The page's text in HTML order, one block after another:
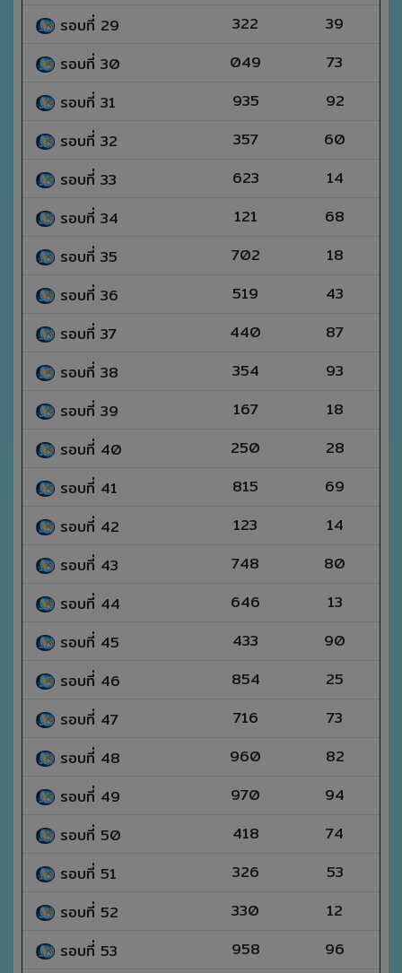
รอบที่ 29
322
39
รอบที่ 30
049
73
รอบที่ 31
935
92
รอบที่ 32
357
60
รอบที่ 33
623
14
รอบที่ 34
121
68
รอบที่ 35
702
18
รอบที่ 36
519
43
รอบที่ 37
440
87
รอบที่ 38
354
93
รอบที่ 39
167
18
รอบที่ 40
250
28
รอบที่ 41
815
69
รอบที่ 42
123
14
รอบที่ 43
748
80
รอบที่ 44
646
13
รอบที่ 45
433
90
รอบที่ 46
854
25
รอบที่ 47
716
73
รอบที่ 48
960
82
รอบที่ 49
970
94
รอบที่ 50
418
74
รอบที่ 51
326
53
รอบที่ 52
330
12
รอบที่ 53
958 96